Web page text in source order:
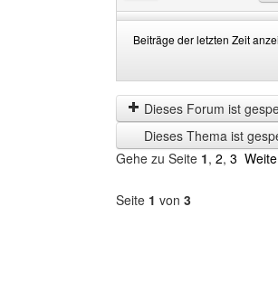
Beiträge der letzten Zeit
der
letzten
Zeit
anzeigen
by
Dieses Forum ist
Dieses Thema ist
Gehe zu Seite 1, 2, 3
Seite 1 von 3